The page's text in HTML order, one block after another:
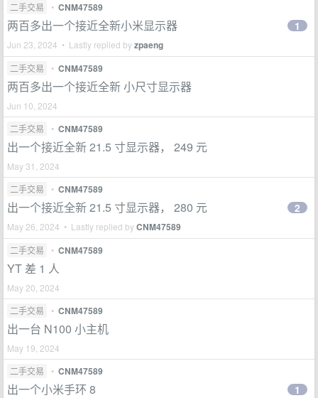
二手交易
• CNM47589
两百多出一个接近全新小米显示器
Jun 23, 2024 • Lastly replied byzpaeng
1
二手交易 • CNM47589
两百多出一个接近全新 小尺寸显示器
Jun 10, 2024
二手交易
• CNM47589
出一个接近全新 21.5 寸显示器， 249 元
May 31, 2024
二手交易
• CNM47589
出一个接近全新 21.5 寸显示器， 280 元
May 26, 2024 • Lastly replied byCNM47589
2
二手交易 • CNM47589
YT 差 1 人
May 20, 2024
二手交易
• CNM47589
出一台 N100 小主机
May 19, 2024
二手交易
• CNM47589
出一个小米手环 8 1